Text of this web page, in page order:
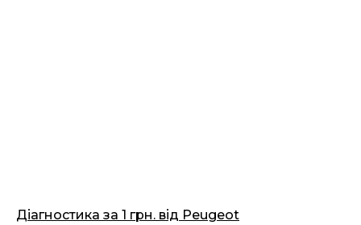
Діагностика за 1 грн. від Peugeot